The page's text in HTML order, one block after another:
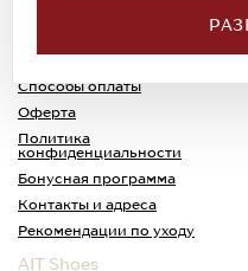
Доставка
Способы оплаты
Оферта
Политика
конфиденциальности
Бонусная программа
Контакты и адреса
Рекомендации по уходу
AIT Shoes